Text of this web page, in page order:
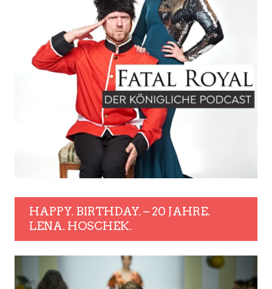
HAPPY. BIRTHDAY. – 20 JAHRE.
LENA. HOSCHEK.